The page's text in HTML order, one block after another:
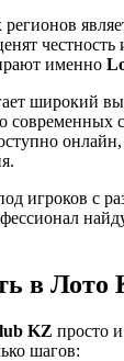
именно
широкий
современных
игроков с
в Лото
KZ просто
шагов: